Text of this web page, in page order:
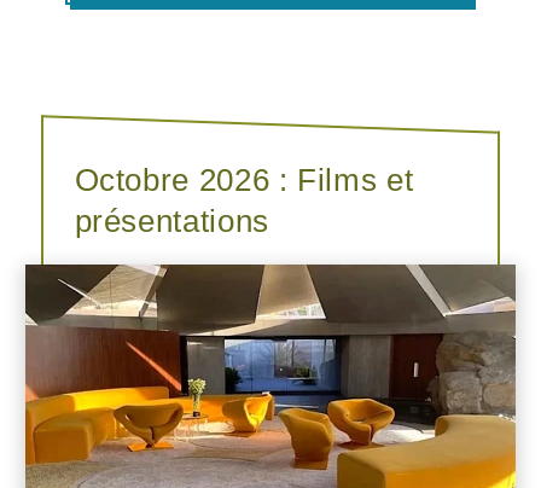
Octobre 2026 : Films et
présentations